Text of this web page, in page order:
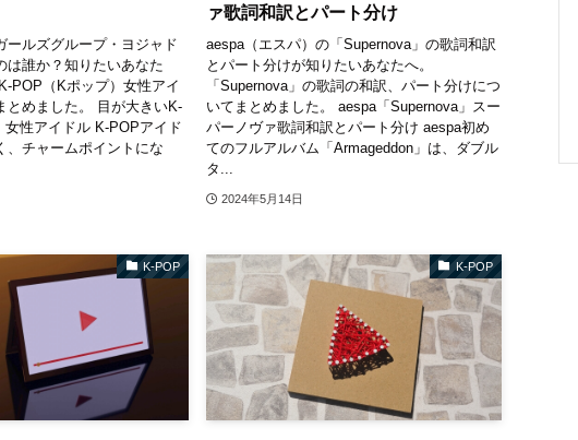
ールズグループ・ヨジャド
は誰か？知りたいあなた
POP（Kポップ）女性アイ
とめました。 目が大きいK-
女性アイドル K-POPアイド
、チャームポイントにな
ァ歌詞和訳とパート分け
aespa（エスパ）の「Supernova」の歌詞和訳
とパート分けが知りたいあなたへ。
「Supernova」の歌詞の和訳、パート分けにつ
いてまとめました。 aespa「Supernova」スー
パーノヴァ歌詞和訳とパート分け aespa初め
てのフルアルバム「Armageddon」は、ダブル
タ...
2024年5月14日
K-POP K-POP